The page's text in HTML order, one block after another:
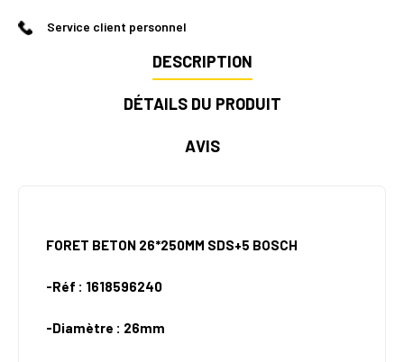
Service client personnel
DESCRIPTION
DÉTAILS DU PRODUIT
AVIS
FORET BETON 26*250MM SDS+5 BOSCH
-Réf : 1618596240
-Diamètre : 26mm